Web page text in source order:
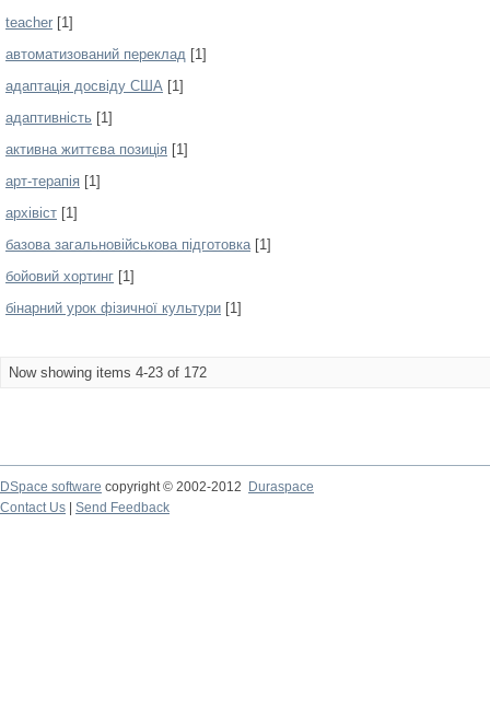
teacher [1]
автоматизований переклад [1]
адаптація досвіду США [1]
адаптивність [1]
активна життєва позиція [1]
арт-терапія [1]
архівіст [1]
базова загальновійськова підготовка[1]
бойовий хортинг [1]
бінарний урок фізичної культури [1]
Now showing items 4-23 of 172
DSpace software copyright © 2002-2012
Duraspace
Contact Us
Send Feedback